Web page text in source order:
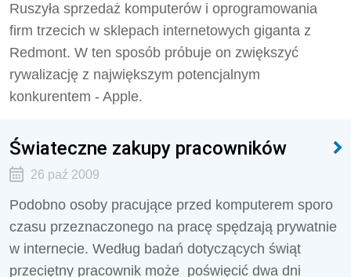
Ruszyła sprzedaż komputerów i oprogramowania
firm trzecich w sklepach internetowych giganta z
Redmont. W ten sposób próbuje on zwiększyć
rywalizację z największym potencjalnym
konkurentem - Apple.
Świateczne zakupy pracowników
26 paź 2009
Podobno osoby pracujące przed komputerem sporo
czasu przeznaczonego na pracę spędzają prywatnie
w internecie. Według badań dotyczących świąt
przeciętny pracownik może poświęcić dwa dni